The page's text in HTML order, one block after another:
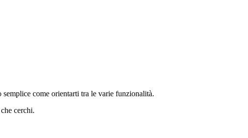
come orientarti tra le varie funzionalità.
cerchi.